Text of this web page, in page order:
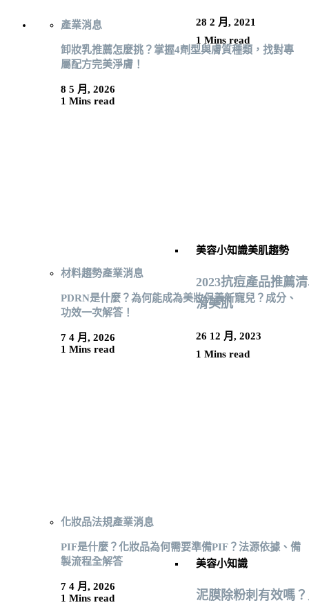
28 2 月, 2021
1 Mins read
美容小知識美肌趨勢
2023抗痘產品推薦
滑美肌
26 12 月, 2023
1 Mins read
美容小知識
泥膜除粉刺有效嗎
產業消息
卸妝乳推薦怎麼挑？掌握4劑型與膚質種類，找對專
屬配方完美淨膚！
8 5 月, 2026
1 Mins read
材料趨勢產業消息
PDRN是什麼？為何能成為美妝保養新寵兒？成分、
功效一次解答！
7 4 月, 2026
1 Mins read
化妝品法規產業消息
PIF是什麼？化妝品為何需要準備PIF？法源依據、備
製流程全解答
7 4 月, 2026
1 Mins read